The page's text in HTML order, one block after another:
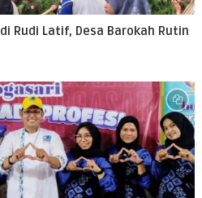
Rudi Latif, Desa Barokah Rutin